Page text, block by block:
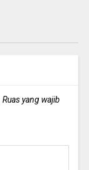
Ruas yang wajib